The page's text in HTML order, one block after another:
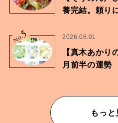
養完結。頼り
No.
5 2026.08.01
【真木あかり
月前半の運勢
もっと